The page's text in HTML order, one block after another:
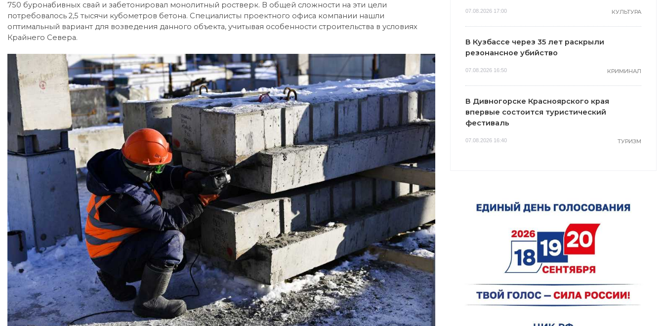
750 буронабивных свай и забетонировал монолитный ростверк. В общей сложности на эти цели
потребовалось 2,5 тысячи кубометров бетона. Специалисты проектного офиса компании нашли
оптимальный вариант для возведения данного объекта, учитывая особенности строительства в условиях
Крайнего Севера.
07.08.2026 17:00 КУЛЬТУРА
В Кузбассе через 35 лет раскрыли
резонансное убийство
07.08.2026 16:50 КРИМИНАЛ
В Дивногорске Красноярского края
впервые состоится туристический
фестиваль
07.08.2026 16:40 ТУРИЗМ